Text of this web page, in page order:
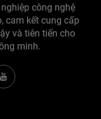
công nghệ
cam kết cung cấp
và tiên tiến cho
minh.